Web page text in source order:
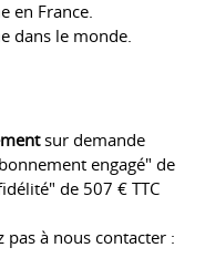
en France.
dans le monde.
sur demande
engagé" de
de 507 € TTC
pas à nous contacter :